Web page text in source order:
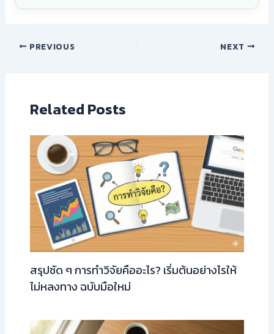
PREVIOUS NEXT
Related Posts
สรุปชัด ๆ การทำวิจัยคืออะไร? เริ่มต้นอย่างไรให้
ไม่หลงทาง ฉบับมือใหม่